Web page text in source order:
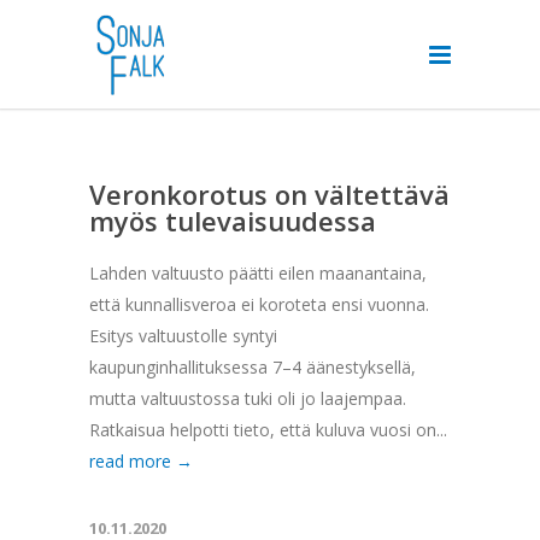
Veronkorotus on vältettävä
myös tulevaisuudessa
Lahden valtuusto päätti eilen maanantaina,
että kunnallisveroa ei koroteta ensi vuonna.
Esitys valtuustolle syntyi
kaupunginhallituksessa 7–4 äänestyksellä,
mutta valtuustossa tuki oli jo laajempaa.
Ratkaisua helpotti tieto, että kuluva vuosi on...
read more →
10.11.2020